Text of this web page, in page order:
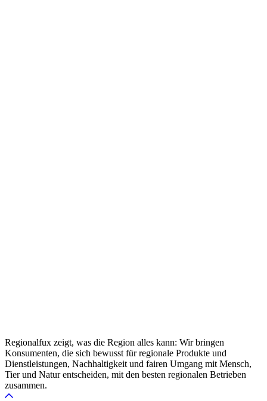
Regionalfux zeigt, was die Region alles kann: Wir bringen
Konsumenten, die sich bewusst für regionale Produkte und
Dienstleistungen, Nachhaltigkeit und fairen Umgang mit Mensch,
Tier und Natur entscheiden, mit den besten regionalen Betrieben
zusammen.